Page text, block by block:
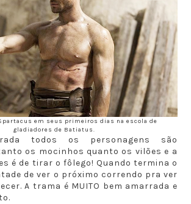
em seus primeiros dias na escola de
gladiadores de Batiatus.
todos os personagens são
os mocinhos quanto os vilões e a
é de tirar o fôlego! Quando termina o
de ver o próximo correndo pra ver
A trama é MUITO bem amarrada e